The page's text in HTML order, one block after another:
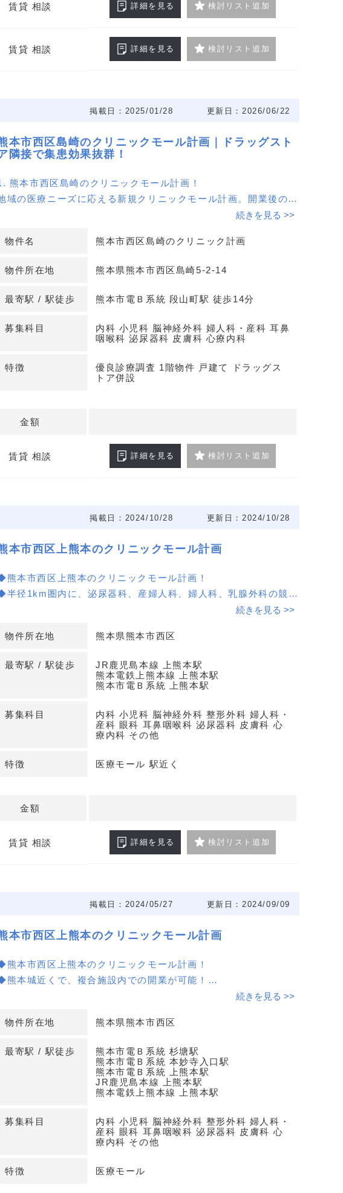
契約は定期建物賃貸借30年。詳細はお問い合わせください
賃貸 相談 詳細を見る 検討リスト追加
賃貸 相談 詳細を見る 検討リスト追加
掲載日：2025/01/28 更新日：2026/06/22
本市西区島崎のクリニックモール計画｜ドラッグスト
隣接で集患効果抜群！
熊本市西区島崎のクリニックモール計画！
域の医療ニーズに応える新規クリニックモール計画。開業後の安
2. ドラッグストア隣接で認知度＆集患UP！
拡大と継続的な集患が見込める立地です。
駐車場80台以上を完備予定（ドラッグストア・調剤薬局区画分を
含む）。遠方の患者様にも通いやすい環境を提供します。
4. 診療圏良好！特に循環器・呼吸器内科、整形外科に最適！
各区画の面積は希望に応じて相談可能。診療科目や運営プランに合
わせた最適なスペースをご用意できます。
続きを見る >>
物件名 熊本市西区島崎のクリニック計画
物件所在地 熊本県熊本市西区島崎5-2-14
最寄駅 / 駅徒歩 熊本市電Ｂ系統 段山町駅 徒歩14分
募集科目
内科 小児科 脳神経外科 婦人科・産科 耳鼻
咽喉科 泌尿器科 皮膚科 心療内科
特徴
優良診療調査 1階物件 戸建て ドラッグス
トア併設
金額
賃貸 相談 詳細を見る 検討リスト追加
掲載日：2024/10/28 更新日：2024/10/28
本市西区上熊本のクリニックモール計画
熊本市西区上熊本のクリニックモール計画！
半径1km圏内に、泌尿器科、産婦人科、婦人科、乳腺外科の競合
続きを見る >>
物件所在地 熊本県熊本市西区
最寄駅 / 駅徒歩
JR鹿児島本線 上熊本駅
熊本電鉄上熊本線 上熊本駅
熊本市電Ｂ系統 上熊本駅
募集科目
内科 小児科 脳神経外科 整形外科 婦人科・
産科 眼科 耳鼻咽喉科 泌尿器科 皮膚科 心
療内科 その他
特徴 医療モール 駅近く
金額
賃貸 相談 詳細を見る 検討リスト追加
掲載日：2024/05/27 更新日：2024/09/09
本市西区上熊本のクリニックモール計画
熊本市西区上熊本のクリニックモール計画！
熊本城近くで、複合施設内での開業が可能！
続きを見る >>
物件所在地 熊本県熊本市西区
最寄駅 / 駅徒歩
熊本市電Ｂ系統 杉塘駅
熊本市電Ｂ系統 本妙寺入口駅
熊本市電Ｂ系統 上熊本駅
JR鹿児島本線 上熊本駅
熊本電鉄上熊本線 上熊本駅
募集科目
内科 小児科 脳神経外科 整形外科 婦人科・
産科 眼科 耳鼻咽喉科 泌尿器科 皮膚科 心
療内科 その他
特徴 医療モール